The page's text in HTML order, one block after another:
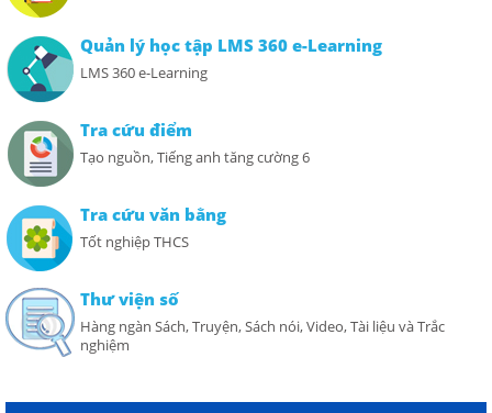
Quản lý học tập LMS 360 e-Learning
LMS 360 e-Learning
Tra cứu điểm
Tạo nguồn, Tiếng anh tăng cường 6
Tra cứu văn bằng
Tốt nghiệp THCS
Thư viện số
Hàng ngàn Sách, Truyện, Sách nói, Video, Tài liệu và Trắc
nghiệm